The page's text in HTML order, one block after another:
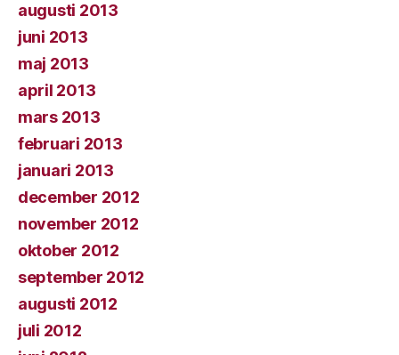
augusti 2013
juni 2013
maj 2013
april 2013
mars 2013
februari 2013
januari 2013
december 2012
november 2012
oktober 2012
september 2012
augusti 2012
juli 2012